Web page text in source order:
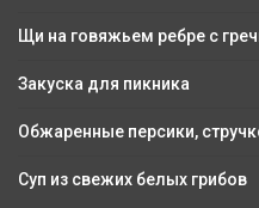
Щи на говяжьем ребре с
Закуска для пикника
Обжаренные персики,
Суп из свежих белых грибов